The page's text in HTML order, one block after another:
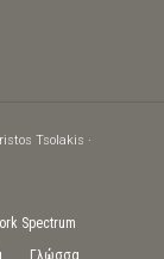
Tsolakis ·
Spectrum
Γλώσσα